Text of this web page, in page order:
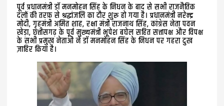
पूर्व प्रधानमंत्री डॉ मनमोहन सिंह के निधन के बाद से सभी राजनैतिक
दलों की तरफ़ से श्रद्धांजलि का दौर शुरू हो गया है। प्रधानमंत्री नरेन्द्र
मोदी, गृहमंत्री अमित शाह, रक्षा मंत्री राजनाथ सिंह, कांग्रेस नेता पवन
खेड़ा, छत्तीसगढ़ के पूर्व मुख्यमंत्री भूपेश बघेल सहित सत्तापक्ष और विपक्ष
के सभी प्रमुख नेताओं ने डॉ मनमोहन सिंह के निधन पर गहरा दुख
ज़ाहिर किया है।